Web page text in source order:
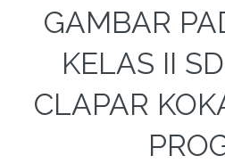
GAMBAR
KELAS II
CLAPAR